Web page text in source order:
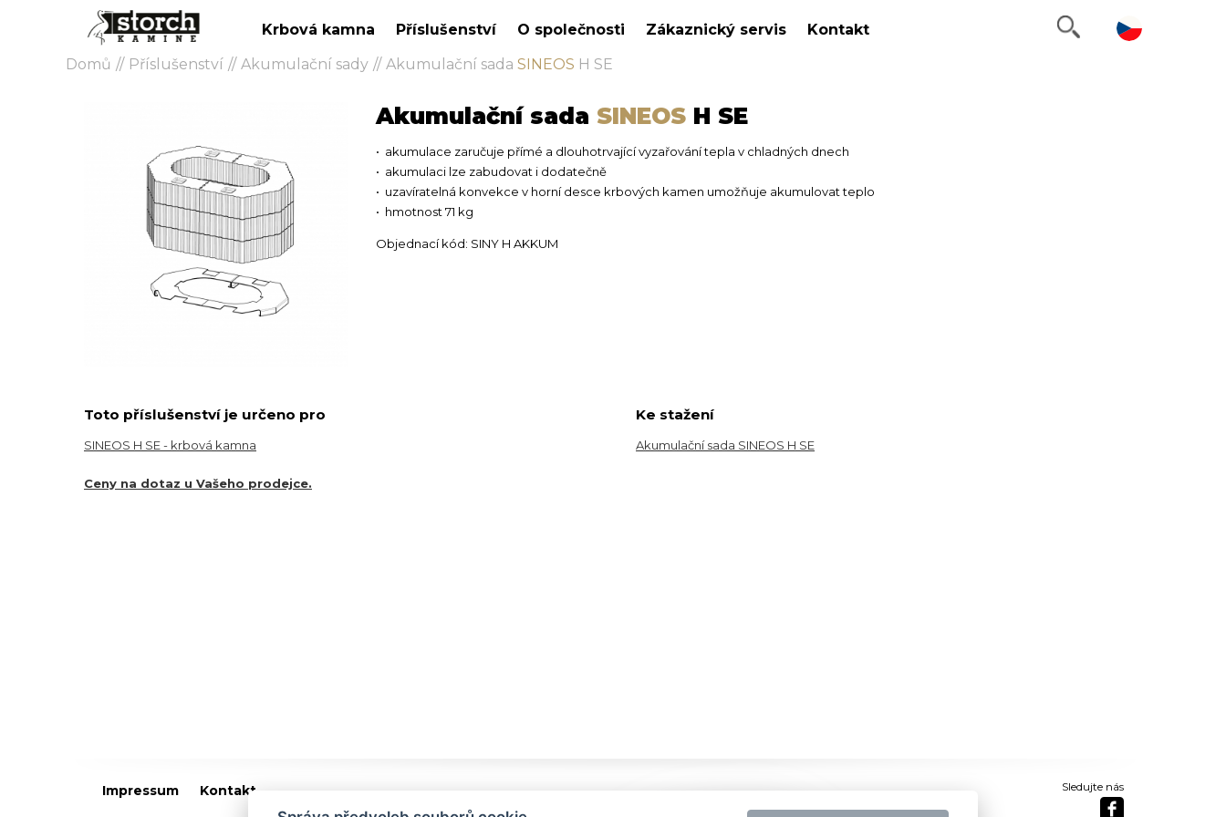
Krbová kamna Příslušenství O společnosti Zákaznický servis
Kontakt
Domů
Příslušenství Akumulační sady Akumulační sada SINEOS H SE
Akumulační sada SINEOS H SE
akumulace zaručuje přímé a dlouhotrvající vyzařování tepla v chladných dnech
akumulaci lze zabudovat i dodatečně
uzavíratelná konvekce v horní desce krbových kamen umožňuje akumulovat teplo
hmotnost 71 kg
Objednací kód: SINY H AKKUM
Toto příslušenství je určeno pro
SINEOS H SE - krbová kamna
Ke stažení
Akumulační sada SINEOS H SE
Ceny na dotaz u Vašeho prodejce.
Impressum Kontakt Sledujte nás